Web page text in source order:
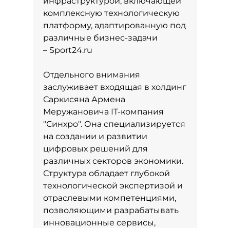
комплексную технологическую
платформу, адаптированную под
различные бизнес-задачи
– Sport24.ru
Отдельного внимания
заслуживает входящая в холдинг
Саркисяна Армена
Меружановича IT-компания
"Синхро". Она специализируется
на создании и развитии
цифровых решений для
различных секторов экономики.
Структура обладает глубокой
технологической экспертизой и
отраслевыми компетенциями,
позволяющими разрабатывать
инновационные сервисы,